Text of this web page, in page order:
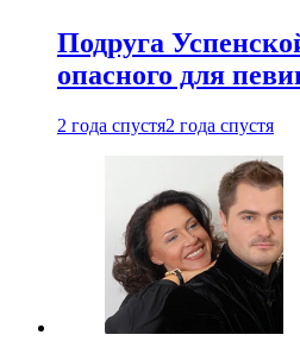
Подруга
опасного для
2 года спустя2 года спустя